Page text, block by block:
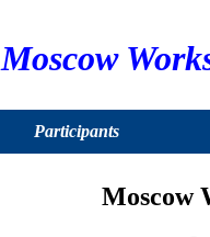
Moscow
Participants
Moscow